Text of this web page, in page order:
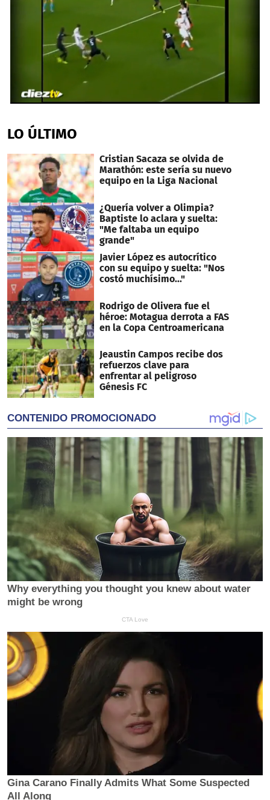
of
1
4
seconds
LO ÚLTIMO
Cristian Sacaza se olvida de
Marathón: este sería su nuevo
equipo en la Liga Nacional
¿Quería volver a Olimpia?
Baptiste lo aclara y suelta:
"Me faltaba un equipo
grande"
Javier López es autocrítico
con su equipo y suelta: "Nos
costó muchísimo..."
Rodrigo de Olivera fue el
héroe: Motagua derrota a FAS
en la Copa Centroamericana
Jeaustin Campos recibe dos
refuerzos clave para
enfrentar al peligroso
Génesis FC